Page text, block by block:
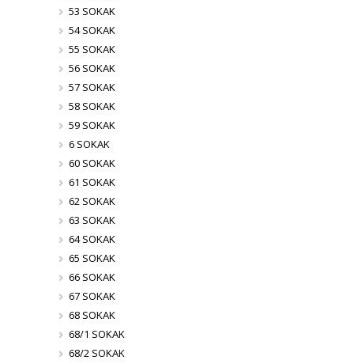
53 SOKAK
54 SOKAK
55 SOKAK
56 SOKAK
57 SOKAK
58 SOKAK
59 SOKAK
6 SOKAK
60 SOKAK
61 SOKAK
62 SOKAK
63 SOKAK
64 SOKAK
65 SOKAK
66 SOKAK
67 SOKAK
68 SOKAK
68/1 SOKAK
68/2 SOKAK